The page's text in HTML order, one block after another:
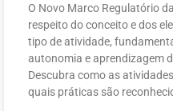
O Novo Marco Regulatório
respeito do conceito e dos
tipo de atividade,
autonomia e aprendizagem
Descubra como as
quais práticas são